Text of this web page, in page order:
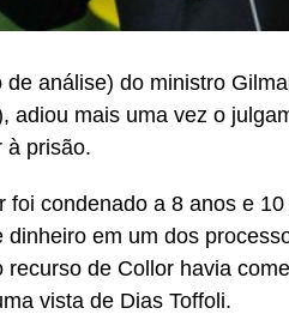
análise) do ministro
adiou mais uma vez o
à prisão.
foi condenado a 8 anos e
em um dos
de Collor havia
vista de Dias Toffoli.